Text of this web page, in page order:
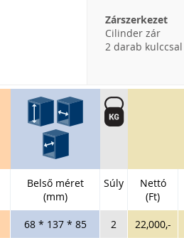
Zárszerkezet
Cilinder zár
2 darab kulccsal
Belső méret
(mm)
Súly
Nettó
(Ft)
68 * 137 * 85 2 22,000,-